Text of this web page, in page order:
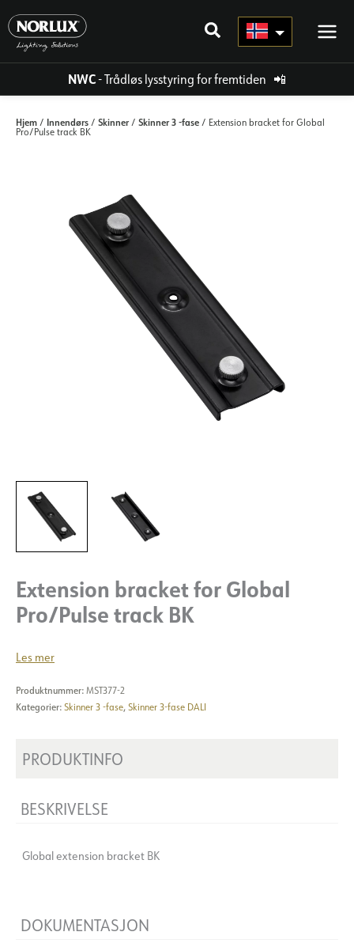
rett
innholdet
NWC- Trådløs lysstyring for fremtiden 📲
Hjem / Innendørs / Skinner/ Skinner 3 -fase / Extension bracket for Global
Pro/Pulse track BK
Extension bracket for Global
Pro/Pulse track BK
Les mer
Produktnummer: MST377-2
Kategorier: Skinner 3 -fase, Skinner 3-fase DALI
PRODUKTINFO
BESKRIVELSE
Global extension bracket BK
DOKUMENTASJON